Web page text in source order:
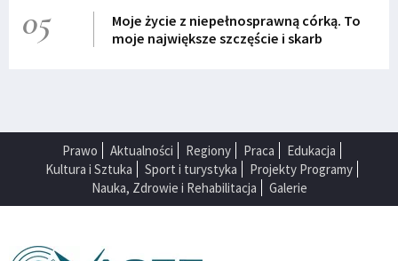
05
Moje życie z niepełnosprawną córką. To
moje największe szczęście i skarb
Prawo Aktualności Regiony Praca
Edukacja
Kultura i Sztuka
Sport i turystyka
Projekty Programy
Nauka, Zdrowie i Rehabilitacja
Galerie